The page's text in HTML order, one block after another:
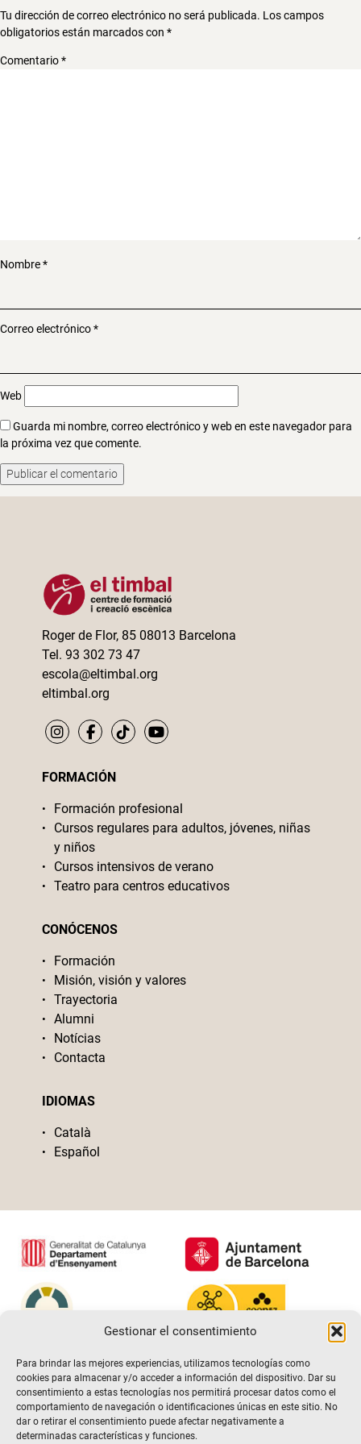
Gestionar el consentimiento
Para brindar las mejores experiencias, utilizamos tecnologías como
cookies para almacenar y/o acceder a información del dispositivo. Dar su
consentimiento a estas tecnologías nos permitirá procesar datos como el
comportamiento de navegación o identificaciones únicas en este sitio. No
dar o retirar el consentimiento puede afectar negativamente a
determinadas características y funciones.
Tu dirección de correo electrónico no será publicada. Los campos
obligatorios están marcados con *
Comentario*
Nombre*
Correo electrónico*
Web
Guarda mi nombre, correo electrónico y web en este navegador para
la próxima vez que comente.
Roger de Flor, 85 08013 Barcelona
Tel. 93 302 73 47
escola@eltimbal.org
eltimbal.org
FORMACIÓN
Formación profesional
Cursos regulares para adultos, jóvenes, niñas
y niños
Cursos intensivos de verano
Teatro para centros educativos
CONÓCENOS
Formación
Misión, visión y valores
Trayectoria
Alumni
Notícias
Contacta
IDIOMAS
Català
Español